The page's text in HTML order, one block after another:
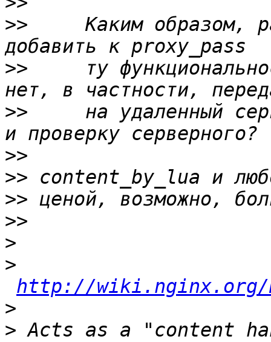
>>
Каким образом,
>>
ту
>>
на удаленный
>>
>>
>>
>>
>
>
http://wiki.nginx.org/
>
> Acts as a "content